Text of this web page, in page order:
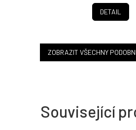
Související
DETAIL
ZOBRAZIT VŠECHNY